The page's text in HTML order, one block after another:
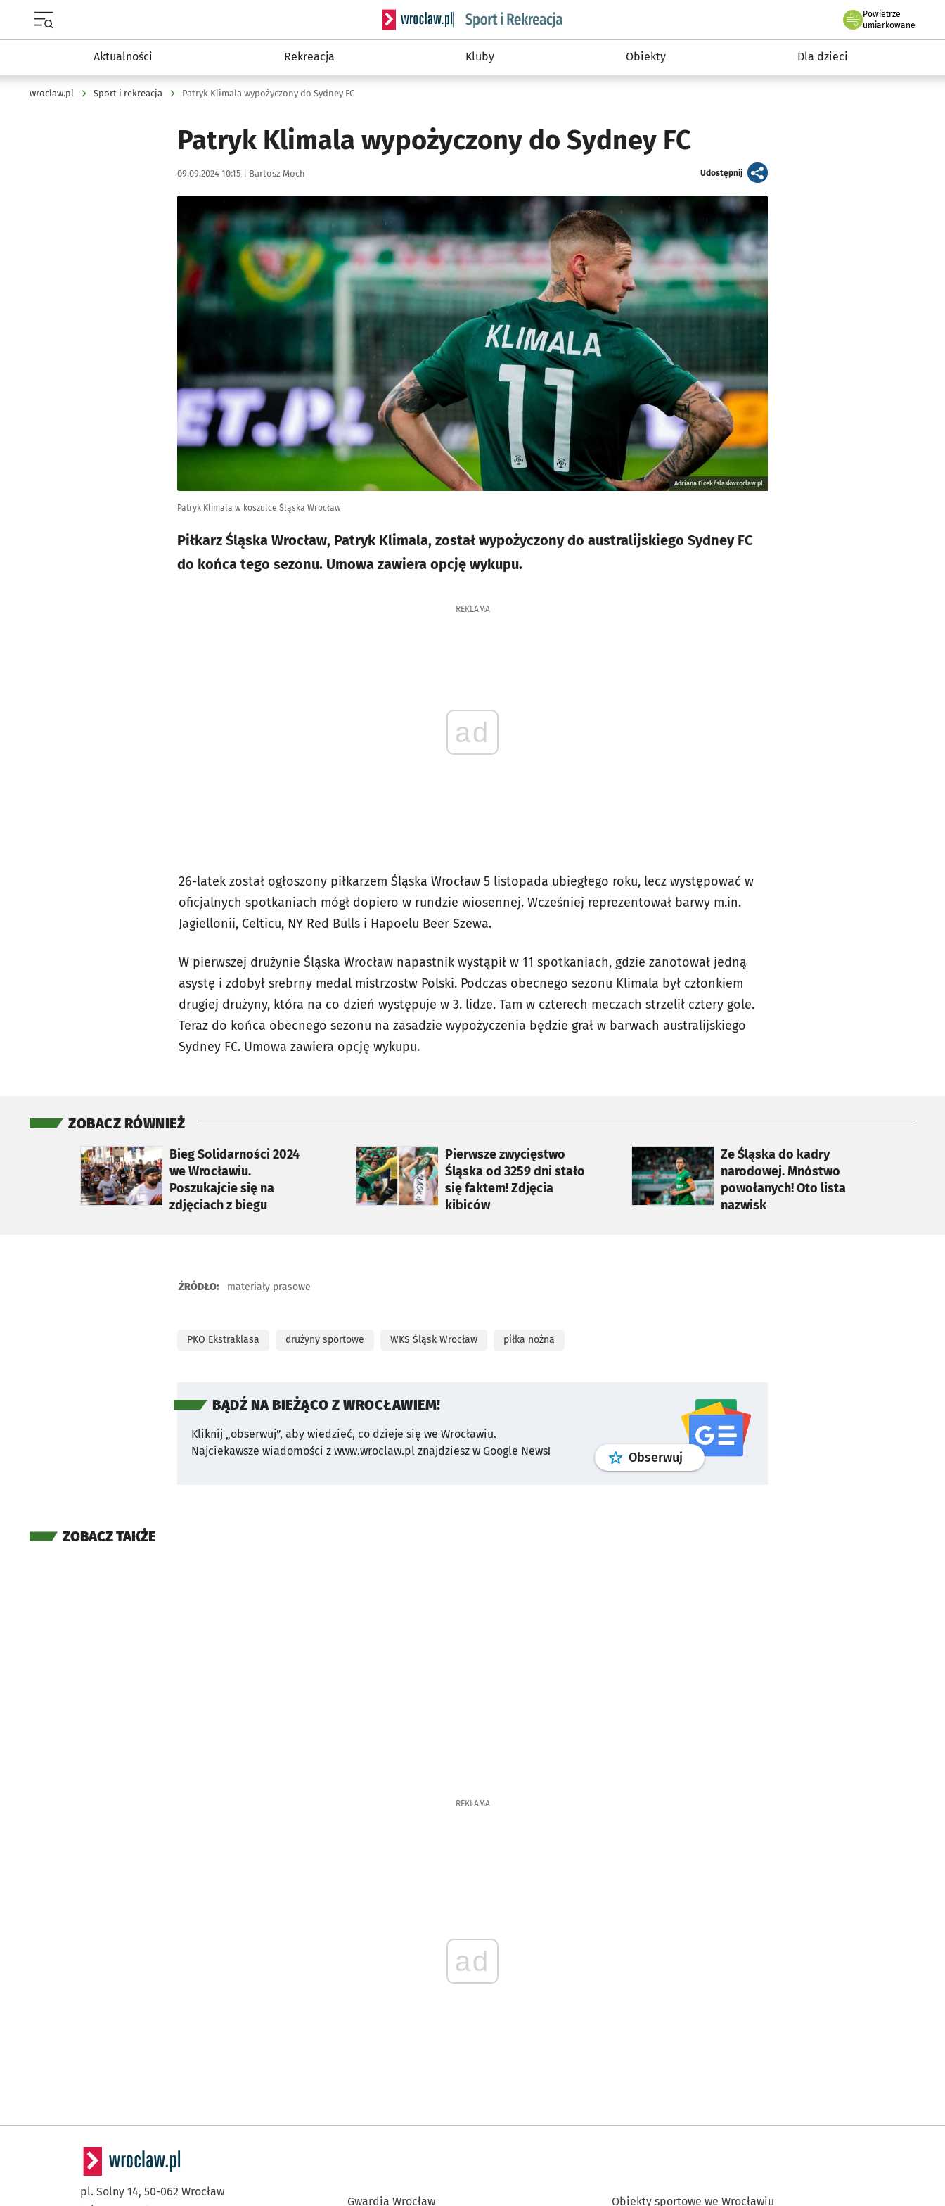
Serwis informacyjny wroclaw.pl podserwis: Sport i rekreacja
Powietrze
we Wrocławiu
umiarkowane
Aktualności Rekreacja Kluby Obiekty Dla dzieci
wroclaw.pl Sport i rekreacja Patryk Klimala wypożyczony do Sydney FC
Patryk Klimala wypożyczony do Sydney FC
Data publikacji:
09.09.2024 10:15 | Autor:
Bartosz Moch Udostępnijartykuł
Adriana Ficek/slaskwroclaw.pl
Patryk Klimala w koszulce Śląska Wrocław
Piłkarz Śląska Wrocław, Patryk Klimala, został wypożyczony do australijskiego Sydney FC
do końca tego sezonu. Umowa zawiera opcję wykupu.
REKLAMA
ad
26-latek został ogłoszony piłkarzem Śląska Wrocław 5 listopada ubiegłego roku, lecz występować w
oficjalnych spotkaniach mógł dopiero w rundzie wiosennej. Wcześniej reprezentował barwy m.in.
Jagiellonii, Celticu, NY Red Bulls i Hapoelu Beer Szewa.
W pierwszej drużynie Śląska Wrocław napastnik wystąpił w 11 spotkaniach, gdzie zanotował jedną
asystę i zdobył srebrny medal mistrzostw Polski. Podczas obecnego sezonu Klimala był członkiem
drugiej drużyny, która na co dzień występuje w 3. lidze. Tam w czterech meczach strzelił cztery gole.
Teraz do końca obecnego sezonu na zasadzie wypożyczenia będzie grał w barwach australijskiego
Sydney FC. Umowa zawiera opcję wykupu.
ZOBACZ RÓWNIEŻ
Bieg Solidarności 2024
we Wrocławiu.
Poszukajcie się na
zdjęciach z biegu
otworzy się w nowej karcie
Pierwsze zwycięstwo
Śląska od 3259 dni stało
się faktem! Zdjęcia
kibiców
otworzy się w nowej karcie
Ze Śląska do kadry
narodowej. Mnóstwo
powołanych! Oto lista
nazwisk
otworzy się w nowej karcie
ŹRÓDŁO: materiały prasowe
PKO Ekstraklasa drużyny sportowe WKS Śląsk Wrocław piłka nożna
BĄDŹ NA BIEŻĄCO Z WROCŁAWIEM!
Kliknij „obserwuj”, aby wiedzieć, co dzieje się we Wrocławiu.
Najciekawsze wiadomości z www.wroclaw.pl znajdziesz w Google News!
Obserwuj profilgoogle news
ZOBACZ TAKŻE
REKLAMA
ad
pl. Solny 14, 50-062 Wrocław
Gwardia Wrocław Obiekty sportowe we Wrocławiu